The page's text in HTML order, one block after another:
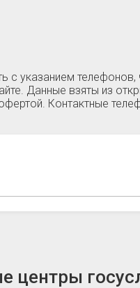
указанием
Данные взяты из
Контактные